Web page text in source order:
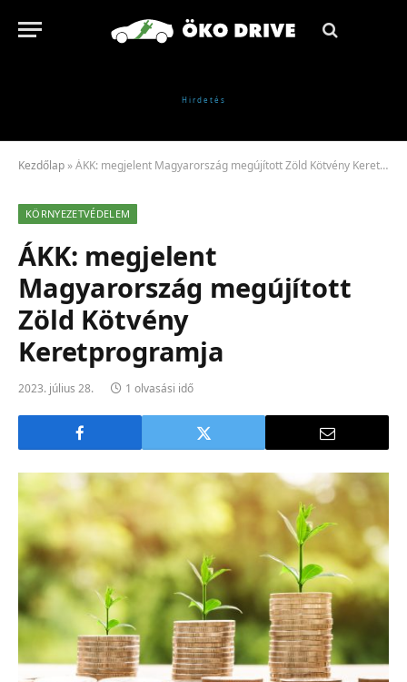
Kezdőlap »ÁKK: megjelent Magyarország megújított Zöld Kötvény Keretprogramja
KÖRNYEZETVÉDELEM
ÁKK: megjelent
Magyarország megújított
Zöld Kötvény
Keretprogramja
2023. július 28. 1 olvasási idő